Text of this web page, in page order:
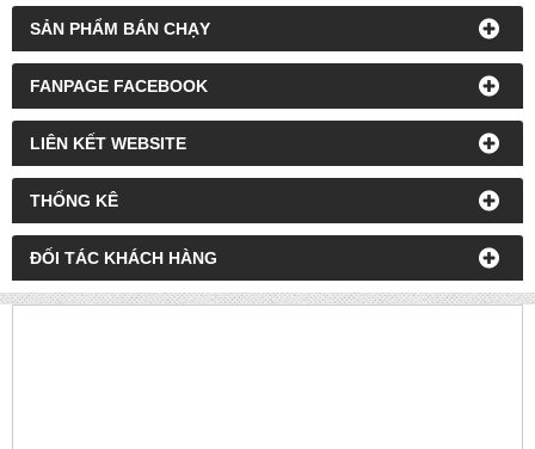
SẢN PHẨM BÁN CHẠY
FANPAGE FACEBOOK
LIÊN KẾT WEBSITE
THỐNG KÊ
ĐỐI TÁC KHÁCH HÀNG